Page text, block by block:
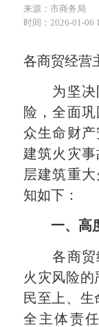
来源：市商务局
时间：2026-01-06
各商贸经营
为坚决防
险，全面
众生命财
建筑火灾
层建筑重
知如下：
一、高
各商贸经
火灾风险的
民至上、
全主体责